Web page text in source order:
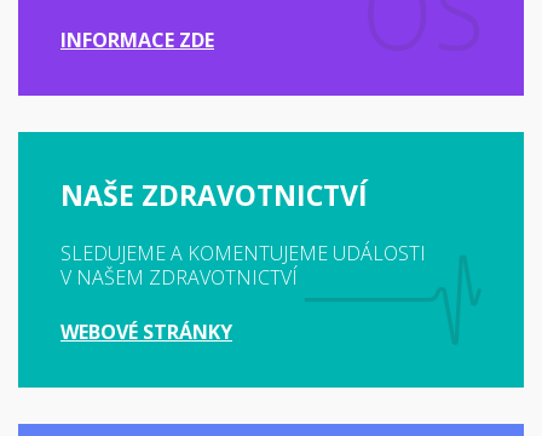
INFORMACE ZDE
NAŠE ZDRAVOTNICTVÍ
SLEDUJEME A KOMENTUJEME UDÁLOSTI
V NAŠEM ZDRAVOTNICTVÍ
WEBOVÉ STRÁNKY